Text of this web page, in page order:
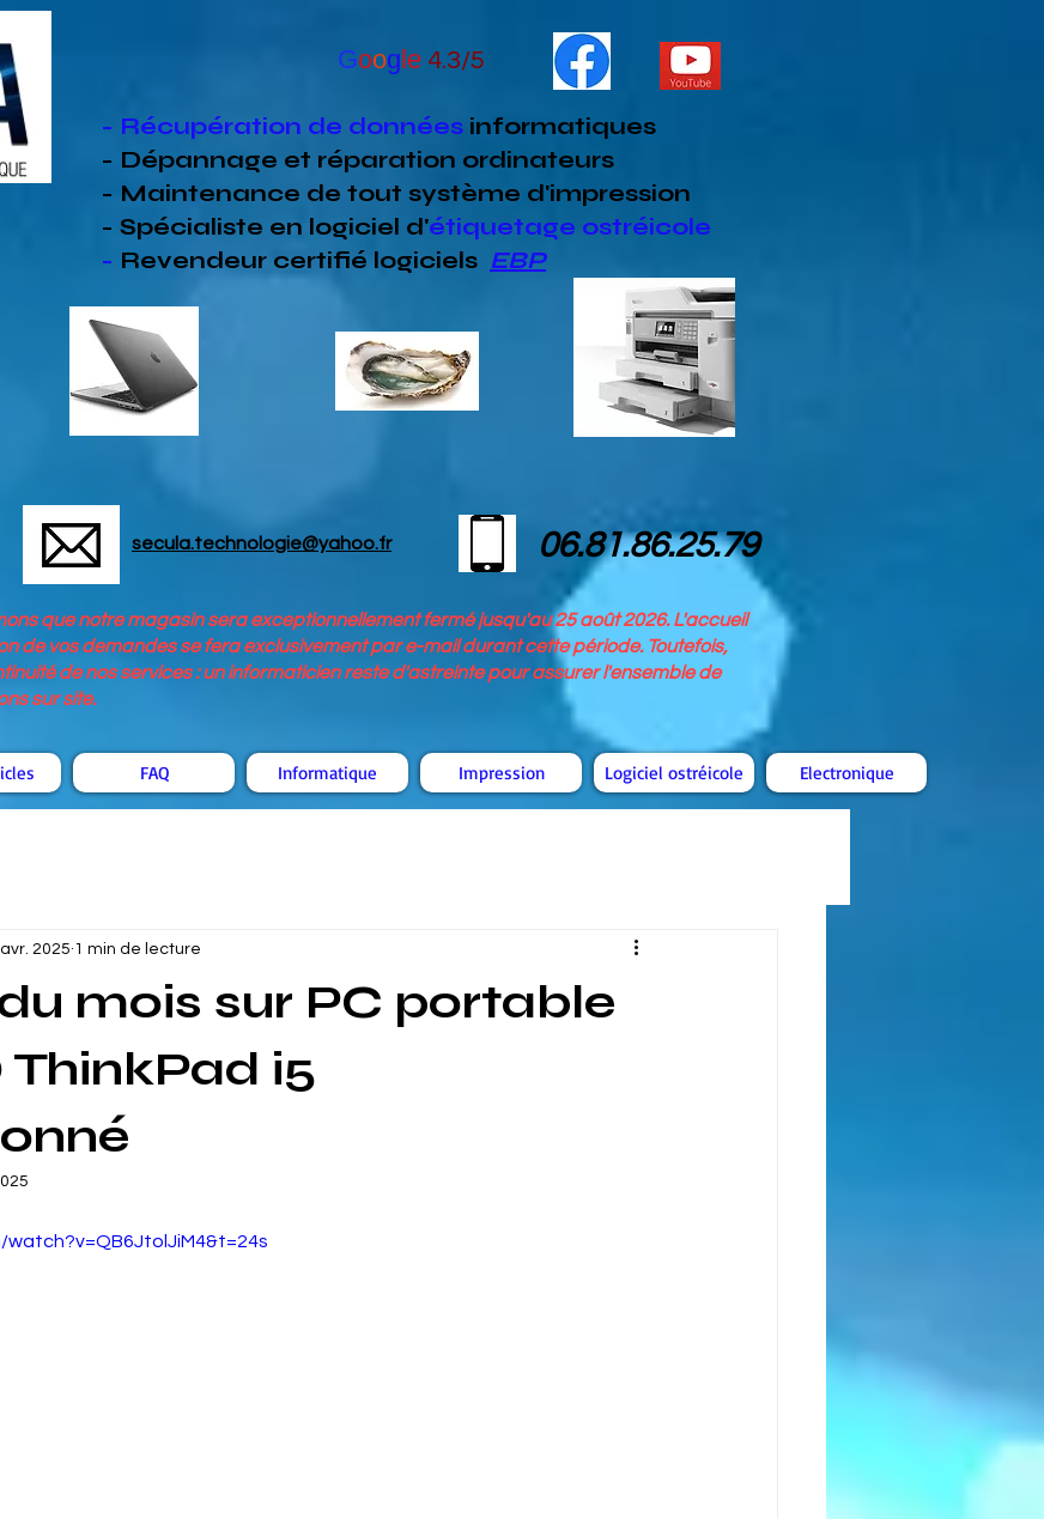
Google 4.3/5
- Récupération de données informatiques
- Dépannage et réparation ordinateurs
- Maintenance de tout système d'impression
- Spécialiste en logiciel d'étiquetage ostréicole
- Revendeur certifié logiciels EBP
secula.technologie@yahoo.fr 06.81.86.25.79
que notre magasin sera exceptionnellement fermé jusqu'au 25 août 2026. L'accueil
de vos demandes se fera exclusivement par e-mail durant cette période. Toutefois,
de nos services : un informaticien reste d'astreinte pour assurer l'ensemble de
sur site.
FAQ Informatique Impression Logiciel ostréicole Electronique
mois sur PC portable
ThinkPad i5
2025 1 min de lecture